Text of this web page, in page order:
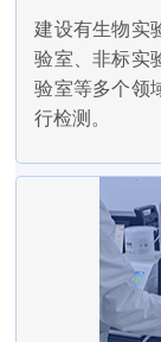
建设有生物实
验室、非标实
验室等多个领
行检测。